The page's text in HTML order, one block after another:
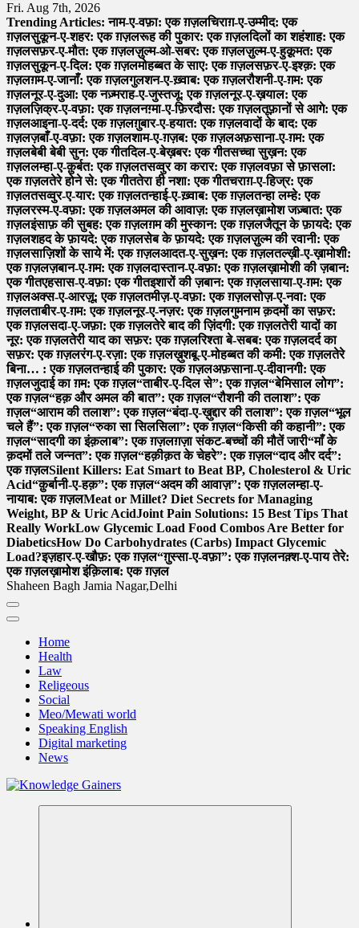
Fri. Aug 7th, 2026
Trending Articles: नाम-ए-वफ़ा: एक ग़ज़लचिराग़-ए-उम्मीद: एक
ग़ज़लसुकून-ए-शहर: एक ग़ज़लरूह की पुकार: एक ग़ज़लदिलों का शहंशाह: एक
ग़ज़लसफ़र-ए-मौत: एक ग़ज़लज़ुल्म-ओ-सबर: एक ग़ज़लज़ुल्म-ए-हुक़ूमत: एक
ग़ज़लसुकून-ए-दिल: एक ग़ज़लमोहब्बत के साए: एक ग़ज़लसफ़र-ए-इश्क़: एक
ग़ज़लग़म-ए-जानाँ: एक ग़ज़लगुलशन-ए-ख़्वाब: एक ग़ज़लरौशनी-ए-ग़म: एक
ग़ज़लनूर-ए-दुआ: एक नज़्मराह-ए-जुस्तजू: एक ग़ज़लनूर-ए-ख़याल: एक
ग़ज़लज़िक्र-ए-वफ़ा: एक ग़ज़लनग़्मा-ए-फ़िरदौस: एक ग़ज़लतूफ़ानों से आगे: एक
ग़ज़लआइना-ए-दर्द: एक ग़ज़लग़ुबार-ए-हयात: एक ग़ज़लवादों के बाद: एक
ग़ज़लज़बाँ-ए-वफ़ा: एक ग़ज़लशाम-ए-ग़ज़ब: एक ग़ज़लअफ़साना-ए-ग़म: एक
ग़ज़लबेबी बेबी सुन: एक गीतदिल-ए-बेख़बर: एक गीतसच्चा सुख़न: एक
ग़ज़ललम्हा-ए-क़ुर्बत: एक ग़ज़लतसव्वुर का करार: एक ग़ज़लवफ़ा से फ़ासला:
एक ग़ज़लतेरे होने से: एक गीततेरा ही नशा: एक गीतचराग़-ए-हिज्र: एक
ग़ज़लतसव्वुर-ए-यार: एक ग़ज़लतन्हाई-ए-ख़्वाब: एक ग़ज़लतन्हा लम्हे: एक
ग़ज़लरस्म-ए-वफ़ा: एक ग़ज़लअमल की आवाज़: एक ग़ज़लख़ामोश जज़्बात: एक
ग़ज़लइंसाफ़ की सुबह: एक ग़ज़लग़म की मुस्कान: एक ग़ज़लजैतून के फ़ायदे: एक
ग़ज़लशहद के फ़ायदे: एक ग़ज़लसेब के फ़ायदे: एक ग़ज़लज़ुल्म की रवानी: एक
ग़ज़लसाज़िशों के साये में: एक ग़ज़लआदत-ए-सुख़न: एक ग़ज़लतल्ख़ी-ए-ख़ामोशी:
एक ग़ज़लज़बान-ए-ग़म: एक ग़ज़लदास्तान-ए-वफ़ा: एक ग़ज़लख़ामोशी की ज़बान:
एक गीतएहसास-ए-वफ़ा: एक गीतइशारों की ज़बान: एक ग़ज़लसाया-ए-ग़म: एक
ग़ज़लअक्स-ए-आरज़ू: एक ग़ज़लतमीज़-ए-वफ़ा: एक ग़ज़लसोज़-ए-नवा: एक
ग़ज़लताबीर-ए-ग़म: एक ग़ज़लनूर-ए-नज़र: एक ग़ज़लगुमनाम क़दमों का सफ़र:
एक ग़ज़लसदा-ए-जफ़ा: एक ग़ज़लतेरे बाद की ज़िंदगी: एक ग़ज़लतेरी यादों का
नूर: एक ग़ज़लतेरी याद का सफ़र: एक ग़ज़लरिश्ता बे-सबब: एक ग़ज़लदर्द का
सफ़र: एक ग़ज़लरंग-ए-रज़ा: एक ग़ज़लख़ुशबू-ए-मोहब्बत की कमी: एक ग़ज़लतेरे
बिना… : एक ग़ज़लतन्हाई की पुकार: एक ग़ज़लअफ़साना-ए-दीवानगी: एक
ग़ज़लजुदाई का ग़म: एक ग़ज़ल“ताबीर-ए-दिल से”: एक ग़ज़ल“बेमिसाल लोग”:
एक ग़ज़ल“हक़ और अमल की बात”: एक ग़ज़ल“रौशनी की तलाश”: एक
ग़ज़ल“आराम की तलाश”: एक ग़ज़ल“बंदा-ए-ख़ुद्दार की तलाश”: एक ग़ज़ल“भूल
चले हैं”: एक ग़ज़ल“रुका सा सिलसिला”: एक ग़ज़ल“किसी की कहानी”: एक
ग़ज़ल“सादगी का इंक़लाब”: एक ग़ज़लग़ज़ा संकट-बच्चों की मौतें जारी“माँ के
क़दमों तले जन्नत”: एक ग़ज़ल“हक़ीक़त के चेहरे”: एक ग़ज़ल“दाद और दर्द”:
एक ग़ज़लSilent Killers: Eat Smart to Beat BP, Cholesterol & Uric
Acid“क़ुर्बानी-ए-हक़”: एक ग़ज़ल“अदम की आवाज़”: एक ग़ज़ललम्हा-ए-
नायाब: एक ग़ज़लMeat or Millet? Diet Secrets for Managing
Weight, BP & Uric AcidJoint Pain Solutions: 15 Best Tips That
Really WorkLow Glycemic Load Food Combos Are Better for
DiabeticsHow Do Carbohydrates (Carbs) Impact Glycemic
Load?इज़हार-ए-खौफ़: एक ग़ज़ल“ग़ुस्सा-ए-वफ़ा”: एक ग़ज़लनक़्श-ए-पाय तेरे:
एक ग़ज़लख़ामोश इंक़िलाब: एक ग़ज़ल
Shaheen Bagh Jamia Nagar,Delhi
Home
Health
Law
Religeous
Social
Meo/Mewati world
Speaking English
Digital marketing
News
Read & Spread